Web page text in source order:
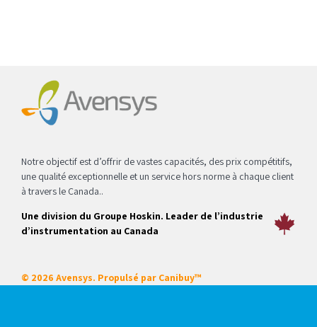
Notre objectif est d’offrir de vastes capacités, des prix compétitifs,
une qualité exceptionnelle et un service hors norme à chaque client
à travers le Canada..
Une division du Groupe Hoskin. Leader de l’industrie
d’instrumentation au Canada
© 2026 Avensys. Propulsé par Canibuy™